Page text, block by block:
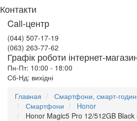
Контакти
Call-центр
(044) 507-17-19
(063) 263-77-62
Графік роботи інтернет-
Пн-Пт: 10:00 - 18:00
Сб-Нд: вихідні
Главная
Смартфони, смарт-
Смартфони
Honor
Honor Magic5 Pro 12/512GB Black